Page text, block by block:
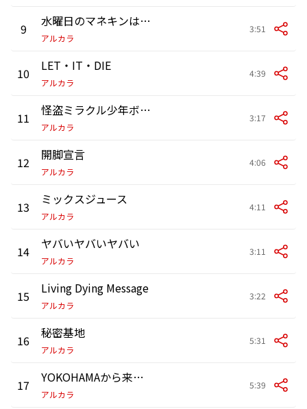
9 水曜日のマネキンは笑う
アルカラ
3:51
10 LET・IT・DIE
アルカラ
4:39
11 怪盗ミラクル少年ボーイ2
アルカラ
3:17
12 開脚宣言
アルカラ
4:06
13 ミックスジュース
アルカラ
4:11
14 ヤバいヤバいヤバい
アルカラ
3:11
15 Living Dying Message
アルカラ
3:22
16 秘密基地
アルカラ
5:31
17 YOKOHAMAから来た男
アルカラ
5:39